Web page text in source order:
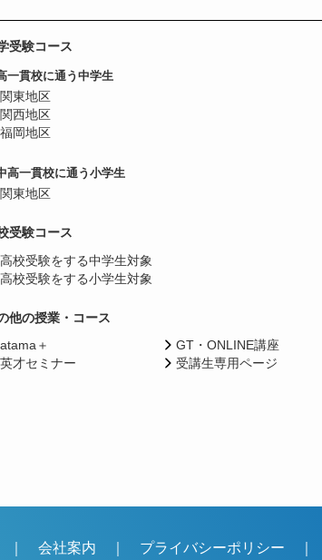
受験コース
一貫校に通う中学生
関東地区
関西地区
福岡地区
高一貫校に通う小学生
関東地区
受験コース
高校受験をする中学生対象
高校受験をする小学生対象
他の授業・コース
atama＋
英才セミナー
GT・ONLINE講座
受講生専用ページ
会社案内 プライバシーポリシー